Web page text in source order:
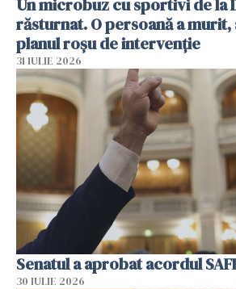
Un microbuz cu sportivi de la
răsturnat. O persoană a
planul roșu de intervenție
31 IULIE 2026
Senatul a aprobat acordul
30 IULIE 2026